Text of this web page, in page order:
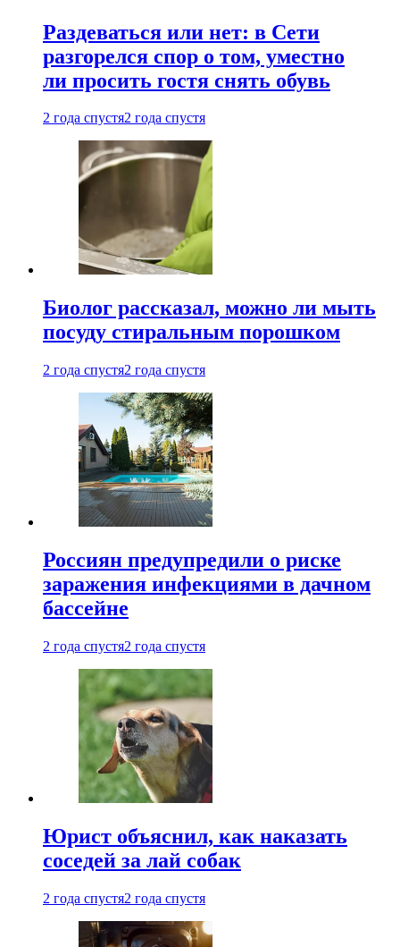
Раздеваться или нет: в Сети
разгорелся спор о том, уместно
ли просить гостя снять обувь
2 года спустя2 года спустя
Биолог рассказал, можно ли мыть
посуду стиральным порошком
2 года спустя2 года спустя
Россиян предупредили о риске
заражения инфекциями в дачном
бассейне
2 года спустя2 года спустя
Юрист объяснил, как наказать
соседей за лай собак
2 года спустя2 года спустя